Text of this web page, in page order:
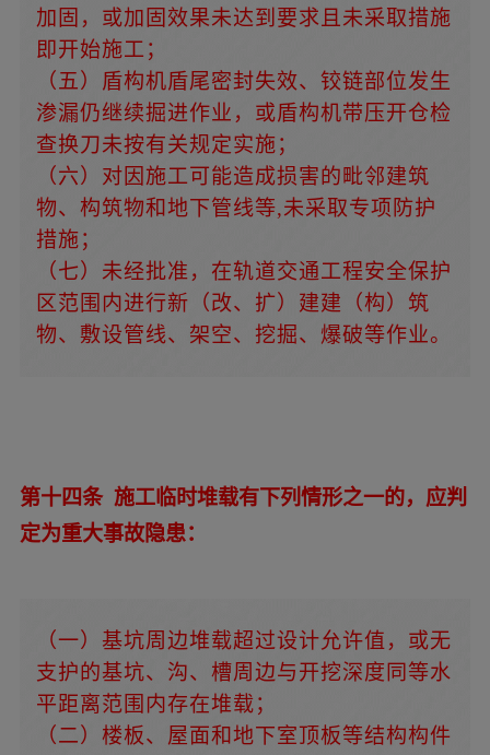
加固，或加固效果未达到要求且未采取措施
即开始施工；
（五）盾构机盾尾密封失效、铰链部位发生
渗漏仍继续掘进作业，或盾构机带压开仓检
查换刀未按有关规定实施；
（六）对因施工可能造成损害的毗邻建筑
物、构筑物和地下管线等,未采取专项防护
措施；
（七）未经批准，在轨道交通工程安全保护
区范围内进行新（改、扩）建建（构）筑
物、敷设管线、架空、挖掘、爆破等作业。
第十四条 施工临时堆载有下列情形之一的，应判
定为重大事故隐患：
（一）基坑周边堆载超过设计允许值，或无
支护的基坑、沟、槽周边与开挖深度同等水
平距离范围内存在堆载；
（二）楼板、屋面和地下室顶板等结构构件